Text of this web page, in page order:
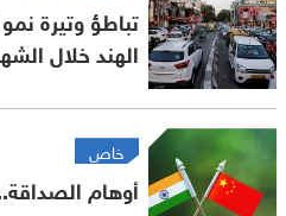
تباطؤ وتيرة
الهند خلال
خاص
أوهام